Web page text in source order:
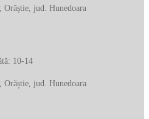
jud. Hunedoara
10-14
jud. Hunedoara